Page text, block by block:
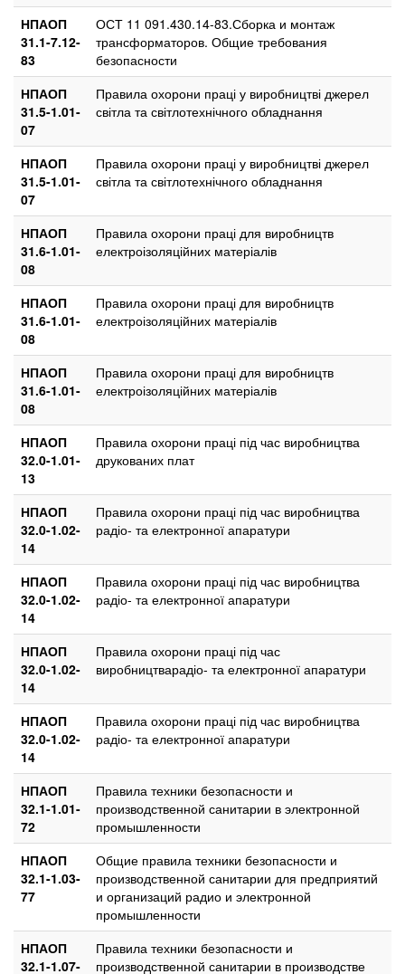
НПАОП
31.1-7.12-
83
ОСТ 11 091.430.14-83.Сборка и монтаж
трансформаторов. Общие требования
безопасности
НПАОП
31.5-1.01-
07
Правила охорони праці у виробництві джерел
світла та світлотехнічного обладнання
НПАОП
31.5-1.01-
07
Правила охорони праці у виробництві джерел
світла та світлотехнічного обладнання
НПАОП
31.6-1.01-
08
Правила охорони праці для виробництв
електроізоляційних матеріалів
НПАОП
31.6-1.01-
08
Правила охорони праці для виробництв
електроізоляційних матеріалів
НПАОП
31.6-1.01-
08
Правила охорони праці для виробництв
електроізоляційних матеріалів
НПАОП
32.0-1.01-
13
Правила охорони праці під час виробництва
друкованих плат
НПАОП
32.0-1.02-
14
Правила охорони праці під час виробництва
радіо- та електронної апаратури
НПАОП
32.0-1.02-
14
Правила охорони праці під час виробництва
радіо- та електронної апаратури
НПАОП
32.0-1.02-
14
Правила охорони праці під час
виробництварадіо- та електронної апаратури
НПАОП
32.0-1.02-
14
Правила охорони праці під час виробництва
радіо- та електронної апаратури
НПАОП
32.1-1.01-
72
Правила техники безопасности и
производственной санитарии в электронной
промышленности
НПАОП
32.1-1.03-
77
Общие правила техники безопасности и
производственной санитарии для предприятий
и организаций радио и электронной
промышленности
НПАОП
32.1-1.07-
Правила техники безопасности и
производственной санитарии в производстве